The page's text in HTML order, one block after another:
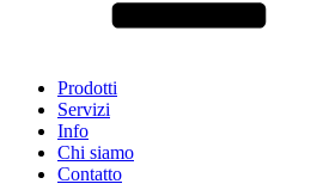
LD-PE
Metallo
Prodotti
Servizi
Info
Chi siamo
Contatto